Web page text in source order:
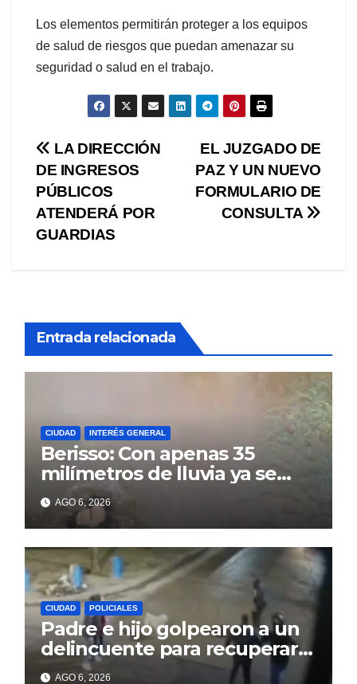
Los elementos permitirán proteger a los equipos
de salud de riesgos que puedan amenazar su
seguridad o salud en el trabajo.
Navegación
de
entradas
EL JUZGADO DE
PAZ Y UN NUEVO
FORMULARIO DE
CONSULTA
LA DIRECCIÓN
DE INGRESOS
PÚBLICOS
ATENDERÁ POR
GUARDIAS
Entrada relacionada
CIUDAD INTERÉS GENERAL
Berisso: Con apenas 35
milímetros de lluvia ya se
sienten los problemas
AGO 6, 2026
CIUDAD POLICIALES
Padre e hijo golpearon a un
delincuente para recuperar
un celular robado en Berisso
AGO 6, 2026